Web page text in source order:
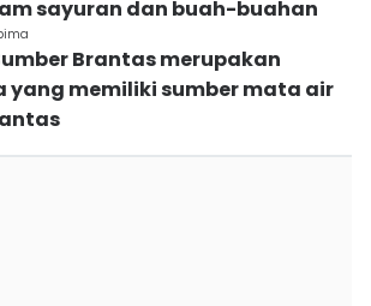
sayuran dan buah-buahan
Brantas merupakan
yang memiliki sumber mata air